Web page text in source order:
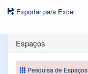
Exportar para Excel
Espaços
Pesquisa de Espaços